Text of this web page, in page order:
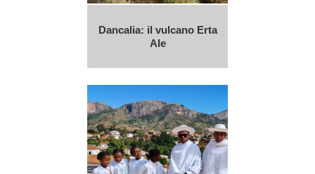
Dancalia: il vulcano Erta
Ale